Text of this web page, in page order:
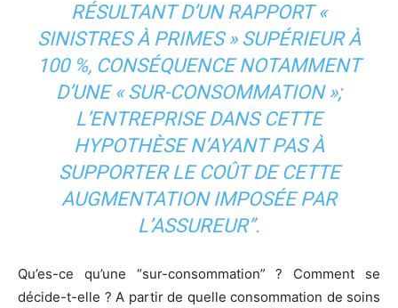
RÉSULTANT D’UN RAPPORT «
SINISTRES À PRIMES » SUPÉRIEUR À
100 %, CONSÉQUENCE NOTAMMENT
D’UNE « SUR-CONSOMMATION »;
L’ENTREPRISE DANS CETTE
HYPOTHÈSE N’AYANT PAS À
SUPPORTER LE COÛT DE CETTE
AUGMENTATION IMPOSÉE PAR
L’ASSUREUR”.
Qu’es-ce qu’une “sur-consommation” ? Comment se
décide-t-elle ? A partir de quelle consommation de soins